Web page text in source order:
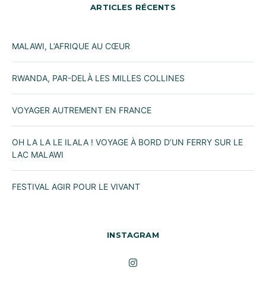
ARTICLES RÉCENTS
MALAWI, L’AFRIQUE AU CŒUR
RWANDA, PAR-DELÀ LES MILLES COLLINES
VOYAGER AUTREMENT EN FRANCE
OH LA LA LE ILALA ! VOYAGE À BORD D’UN FERRY SUR LE
LAC MALAWI
FESTIVAL AGIR POUR LE VIVANT
INSTAGRAM